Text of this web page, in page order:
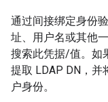
通过间接绑定身份
址、用户名或其他
搜索此凭据/值。如
提取 LDAP DN，并
户身份。